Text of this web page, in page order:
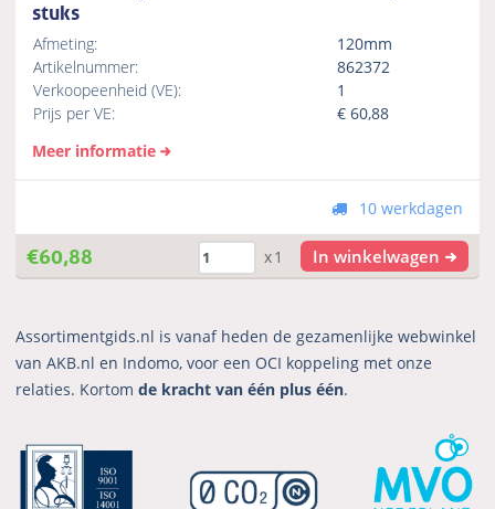
stuks
Afmeting:
120mm
Artikelnummer:
862372
Verkoopeenheid (VE):
1
Prijs per VE:
€60,88
Meer informatie
10 werkdagen
€60,88 x1 In winkelwagen
Assortimentgids.nl is vanaf heden de gezamenlijke webwinkel
van AKB.nl en Indomo, voor een OCI koppeling met onze
relaties. Kortomde kracht van één plus één.